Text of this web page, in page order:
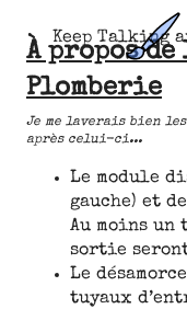
Keep Talking
À propos de
Plomberie
Je me laverais bien les
après celui-ci...
Le module
gauche) et
Au moins un
sortie
Le
tuyaux